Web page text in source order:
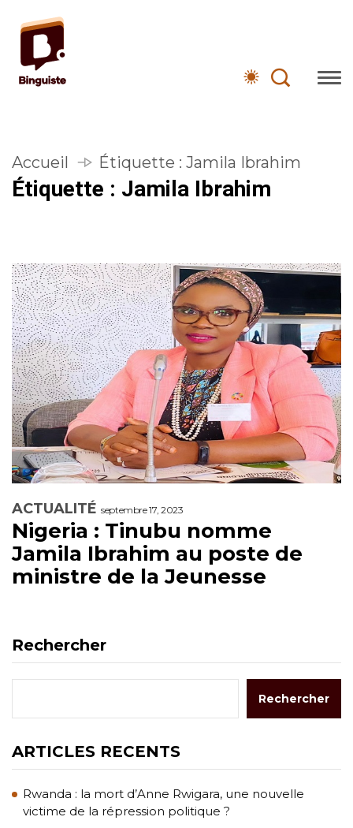
Accueil Étiquette : Jamila Ibrahim
Étiquette : Jamila Ibrahim
ACTUALITÉ septembre 17, 2023
Nigeria : Tinubu nomme
Jamila Ibrahim au poste de
ministre de la Jeunesse
Rechercher
Rechercher
ARTICLES RECENTS
Rwanda : la mort d’Anne Rwigara, une nouvelle
victime de la répression politique ?